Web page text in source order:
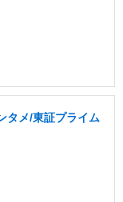
タメ/東証プライム